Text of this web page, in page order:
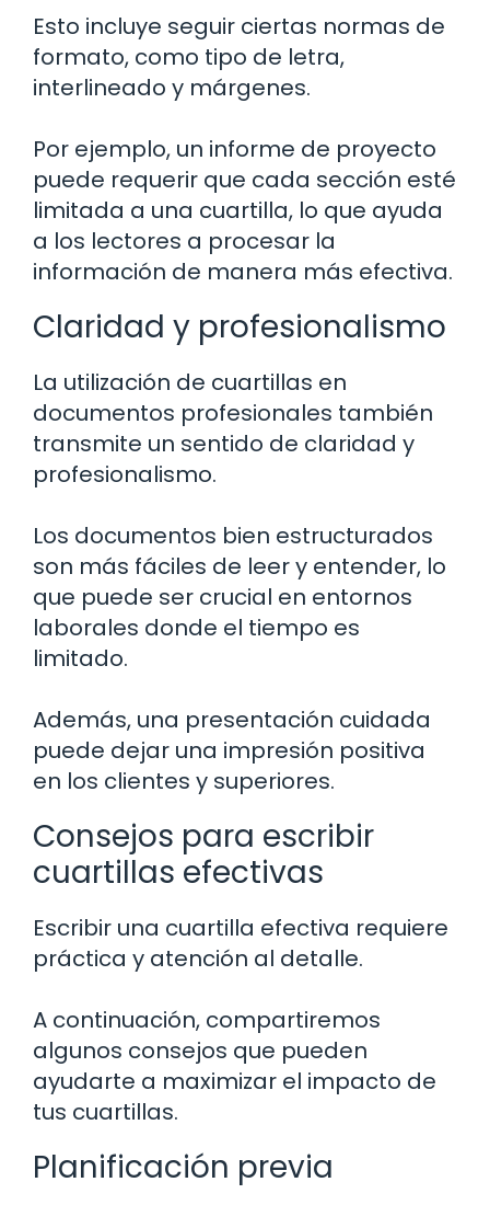
Esto incluye seguir ciertas normas de
formato, como tipo de letra,
interlineado y márgenes.
Por ejemplo, un informe de proyecto
puede requerir que cada sección esté
limitada a una cuartilla, lo que ayuda
a los lectores a procesar la
información de manera más efectiva.
Claridad y profesionalismo
La utilización de cuartillas en
documentos profesionales también
transmite un sentido de claridad y
profesionalismo.
Los documentos bien estructurados
son más fáciles de leer y entender, lo
que puede ser crucial en entornos
laborales donde el tiempo es
limitado.
Además, una presentación cuidada
puede dejar una impresión positiva
en los clientes y superiores.
Consejos para escribir
cuartillas efectivas
Escribir una cuartilla efectiva requiere
práctica y atención al detalle.
A continuación, compartiremos
algunos consejos que pueden
ayudarte a maximizar el impacto de
tus cuartillas.
Planificación previa